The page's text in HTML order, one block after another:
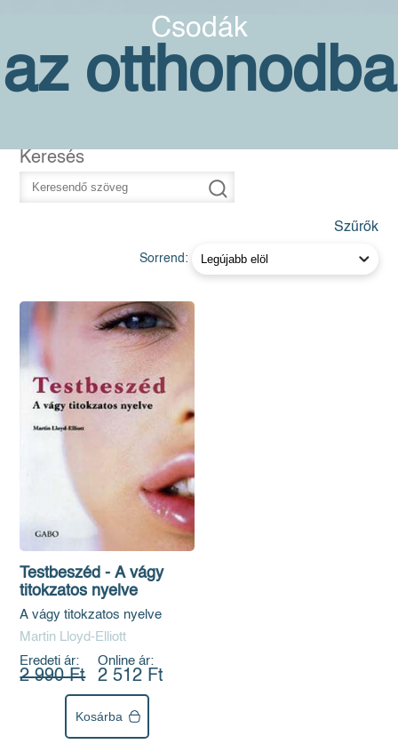
Csodák
az otthonodba
Keresés
Szűrők
Sorrend:
Testbeszéd - A vágy
titokzatos nyelve
A vágy titokzatos nyelve
Martin Lloyd-Elliott
Eredeti ár:
2 990 Ft
Online ár:
2 512 Ft
Kosárba